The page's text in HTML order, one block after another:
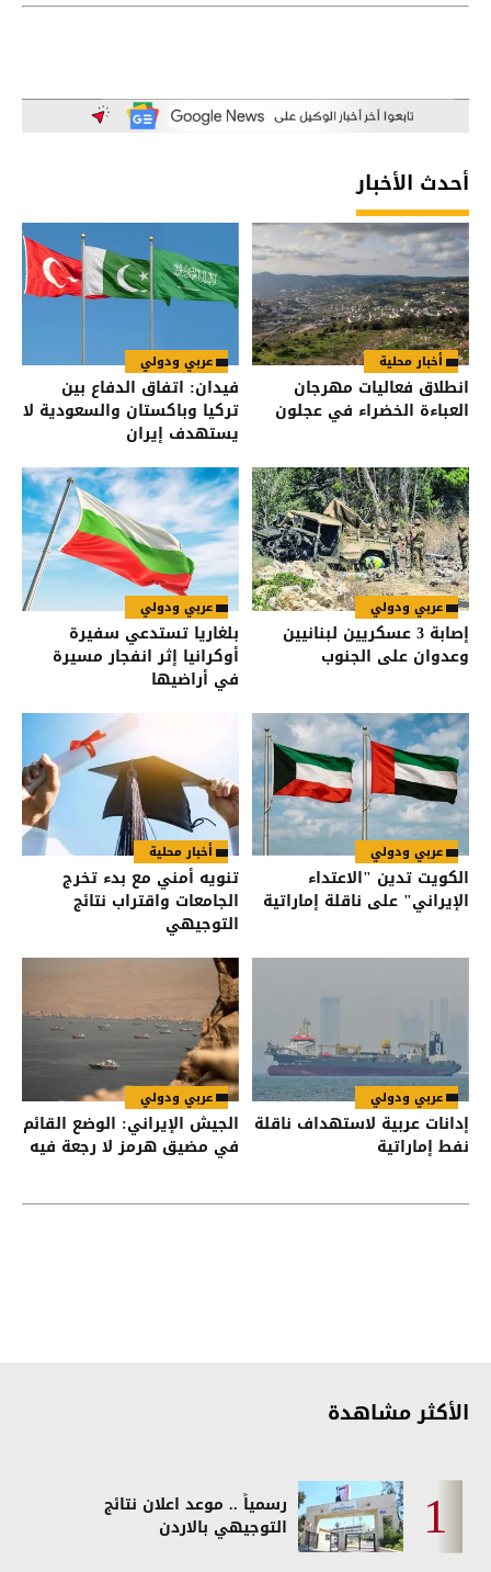
أحدث الأخبار
أخبار محلية
انطلاق فعاليات مهرجان
العباءة الخضراء في عجلون
عربي ودولي
فيدان: اتفاق الدفاع بين
تركيا وباكستان والسعودية لا
يستهدف إيران
عربي ودولي
إصابة 3 عسكريين لبنانيين
وعدوان على الجنوب
عربي ودولي
بلغاريا تستدعي سفيرة
أوكرانيا إثر انفجار مسيرة
في أراضيها
عربي ودولي
الكويت تدين "الاعتداء
الإيراني" على ناقلة إماراتية
أخبار محلية
تنويه أمني مع بدء تخرج
الجامعات واقتراب نتائج
التوجيهي
عربي ودولي
إدانات عربية لاستهداف ناقلة
نفط إماراتية
عربي ودولي
الجيش الإيراني: الوضع القائم
في مضيق هرمز لا رجعة فيه
الأكثر مشاهدة
رسمياً .. موعد اعلان نتائج
التوجيهي بالاردن